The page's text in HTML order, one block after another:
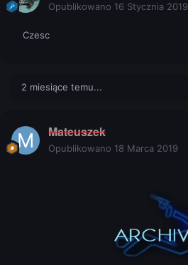
Opublikowano 16 Stycznia 2019
Czesc
2 miesiące temu...
Mateuszek
Opublikowano 18 Marca 2019